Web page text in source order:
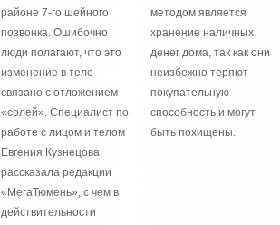
районе 7‑го шейного
позвонка. Ошибочно
люди полагают, что это
изменение в теле
связано с отложением
«солей». Специалист по
работе с лицом и телом
Евгения Кузнецова
рассказала редакции
«МегаТюмень», с чем в
действительности
методом является
хранение наличных
денег дома, так как они
неизбежно теряют
покупательную
способность и могут
быть похищены.